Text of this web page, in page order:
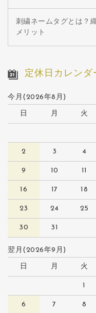
刺繍ネームタグとは？
メリット
定休日カレンダ
今月(2026年8月)
日 月 火
2 3 4
9 10 11
16 17 18
23 24 25
30 31
翌月(2026年9月)
日 月 火
1
6 7 8